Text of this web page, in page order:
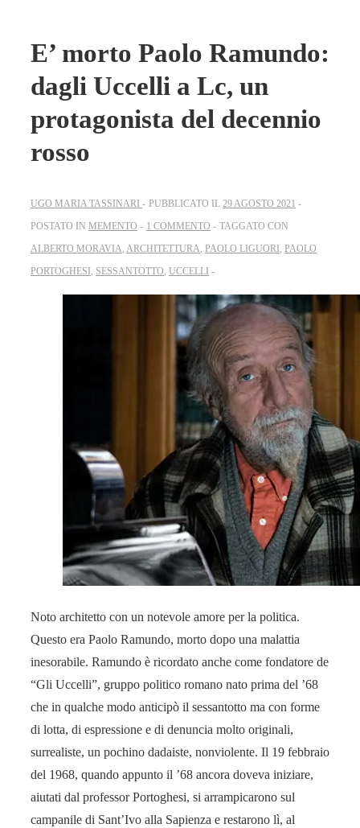
E’ morto Paolo Ramundo:
dagli Uccelli a Lc, un
protagonista del decennio
rosso
UGO MARIA TASSINARI PUBBLICATO IL 29 AGOSTO 2021
POSTATO IN MEMENTO 1 COMMENTO
TAGGATO CON
ALBERTO MORAVIA ARCHITETTURA PAOLO LIGUORI PAOLO
PORTOGHESI SESSANTOTTO UCCELLI
Noto architetto con un notevole amore per la politica.
Questo era Paolo Ramundo, morto dopo una malattia
inesorabile. Ramundo è ricordato anche come fondatore de
“Gli Uccelli”, gruppo politico romano nato prima del ’68
che in qualche modo anticipò il sessantotto ma con forme
di lotta, di espressione e di denuncia molto originali,
surrealiste, un pochino dadaiste, nonviolente. Il 19 febbraio
del 1968, quando appunto il ’68 ancora doveva iniziare,
aiutati dal professor Portoghesi, si arrampicarono sul
campanile di Sant’Ivo alla Sapienza e restarono lì, al